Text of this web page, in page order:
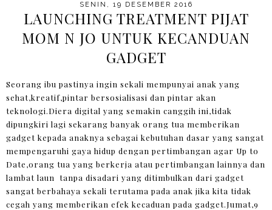
SENIN, 19 DESEMBER 2016
LAUNCHING TREATMENT PIJAT
MOM N JO UNTUK KECANDUAN
GADGET
Seorang ibu pastinya ingin sekali mempunyai anak yang
sehat,kreatif,pintar bersosialisasi dan pintar akan
teknologi.Diera digital yang semakin canggih ini,tidak
dipungkiri lagi sekarang banyak orang tua memberikan
gadget kepada anaknya sebagai kebutuhan dasar yang sangat
mempengaruhi gaya hidup dengan pertimbangan agar Up to
Date,orang tua yang berkerja atau pertimbangan lainnya dan
lambat laun tanpa disadari yang ditimbulkan dari gadget
sangat berbahaya sekali terutama pada anak jika kita tidak
cegah yang memberikan efek kecaduan pada gadget.Jumat,9